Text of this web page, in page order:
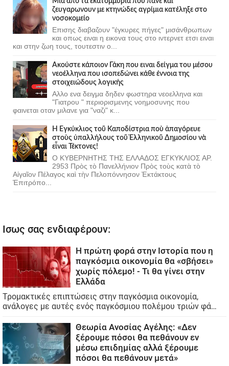
ζευγαρωνουν με κτηνώδες αγρίμια κατέληξε στο
νοσοκομείο
Επισης διαβαζουν "έγκυρες πήγες" μισάνθρωπων
και οπως ειναι η εικονα τους στο ιντερνετ ετσι ειναι
και στην ζωη τους, τουτεστιν ο...
Ακούστε κάποιον Γάκη που ειναι δείγμα του μέσου
νεοέλληνα που ισοπεδώνει κάθε έννοια της
στοιχειώδους λογικής
Αλλο ενα δειγμα δηδεν φωστηρα νεοελληνα και
"Γιατρου " περιορισμενης νοημοσυνης που
φαινεται οταν μιλανε για "ναζι" κ...
Ἡ Ἐγκύκλιος τοῦ Καποδίστρια ποὺ ἀπαγόρευε
στοὺς ὑπαλλήλους τοῦ Ἑλληνικοῦ Δημοσίου νὰ
εἶναι Τέκτονες!
Ο ΚΥΒΕΡΝΗΤΗΣ ΤΗΣ ΕΛΛΑΔΟΣ ΕΓΚΥΚΛΙΟΣ ΑΡ.
2953 Πρὸς τὸ Πανελλήνιον Πρὸς τοὺς κατὰ τὸ
Αἰγαῖον Πέλαγος καὶ τὴν Πελοπόννησον Ἐκτάκτους
Ἐπιτρόπο...